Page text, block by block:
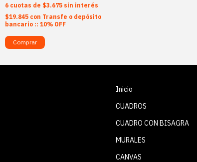
6 $3.675 sin interés
$19.845 con Transfe o depósito
bancario :: 10% OFF
Comprar
Inicio
CUADROS
CUADRO CON BISAGRA
MURALES
CANVAS